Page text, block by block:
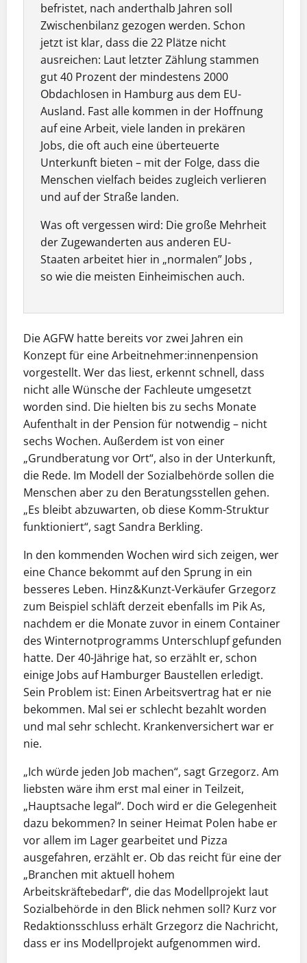
befristet, nach anderthalb Jahren soll
Zwischenbilanz gezogen werden. Schon
jetzt ist klar, dass die 22 Plätze nicht
ausreichen: Laut letzter Zählung stammen
gut 40 Prozent der mindestens 2000
Obdachlosen in Hamburg aus dem EU-
Ausland. Fast alle kommen in der Hoffnung
auf eine Arbeit, viele landen in prekären
Jobs, die oft auch eine überteuerte
Unterkunft bieten – mit der Folge, dass die
Menschen vielfach beides zugleich verlieren
und auf der Straße landen.
Was oft vergessen wird: Die große Mehrheit
der Zugewanderten aus anderen EU-
Staaten arbeitet hier in „normalen” Jobs ,
so wie die meisten Einheimischen auch.
Die AGFW hatte bereits vor zwei Jahren ein
Konzept für eine Arbeitnehmer:innenpension
vorgestellt. Wer das liest, erkennt schnell, dass
nicht alle Wünsche der Fachleute umgesetzt
worden sind. Die hielten bis zu sechs Monate
Aufenthalt in der Pension für notwendig – nicht
sechs ­Wochen. Außerdem ist von einer
„Grundberatung vor Ort“, also in der Unterkunft,
die Rede. Im Modell der Sozial­­be­hörde sollen die
Menschen aber zu den Beratungsstellen ­gehen.
„Es bleibt abzuwarten, ob diese Komm-Struktur
funktioniert“, sagt Sandra Berkling.
In den kommenden Wochen wird sich zeigen, wer
eine Chance bekommt auf den Sprung in ein
besseres Leben. Hinz&Kunzt-Verkäufer Grzegorz
zum Beispiel schläft derzeit ebenfalls im Pik As,
nachdem er die Monate zuvor in einem Container
des Winternotprogramms Unterschlupf gefunden
hatte. Der 40-Jährige hat, so erzählt er, schon
einige Jobs auf Hamburger Baustellen erledigt.
Sein Problem ist: Einen Arbeitsvertrag hat er nie
bekommen. Mal sei er schlecht bezahlt worden
und mal sehr schlecht. Krankenversichert war er
nie.
„Ich würde jeden Job machen“, sagt Grzegorz. Am
liebsten wäre ihm erst mal einer in Teilzeit,
„Hauptsache legal“. Doch wird er die Gelegenheit
dazu bekommen? In seiner Heimat Polen habe er
vor allem im Lager gearbeitet und Pizza
ausgefahren, erzählt er. Ob das reicht für eine der
„Branchen mit aktuell hohem
Arbeitskräftebedarf“, die das Modellprojekt laut
Sozialbehörde in den Blick nehmen soll? Kurz vor
Redaktionsschluss erhält Grzegorz die Nachricht,
dass er ins Modellprojekt aufgenommen wird.